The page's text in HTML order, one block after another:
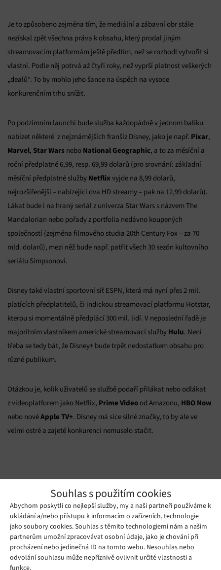
Souhlas s použitím cookies
Abychom poskytli co nejlepší služby, my a naši partneři používáme k
ukládání a/nebo přístupu k informacím o zařízeních, technologie
jako soubory cookies. Souhlas s těmito technologiemi nám a našim
partnerům umožní zpracovávat osobní údaje, jako je chování při
procházení nebo jedinečná ID na tomto webu. Nesouhlas nebo
odvolání souhlasu může nepříznivě ovlivnit určité vlastnosti a
funkce.
Je to způsobeno zejména tím, že mediální a zábavní obr stále
nezískal zpět všechna práva k obsahu, který prodal jiným
streamovacím platformám ještě předtím, než se rozhodl vytvořit si
vlastní. Podle něj potrvá až čtyři roky, než vyprší platnost veškerých
„dealů“. To by mohlo jeho šance na úspěch na vysoce
konkurenčním trhu snížit.
Po podzimním launchi bude služba každopádně v jednom balíku
nabízet některé z nejznámějších franšíz Disney, jako je např. Pixar,
Marvel, Star Wars nebo National Geographic, a to za měsíční a
roční předplatné 6,99, resp. 69,99 dolarů (pro srovnání: základní
měsíční předplatné služby Netflix vyjde na 8,99 dolarů,
nejrozšířenější – nabízející dva HD streamy – pak na 12,99 dolarů).
Lákat bude i na hraný seriál z univerza Star Wars s názvem The
Mandalorian nebo pořady z portfolia nedávno koupených
společností (zejména filmového studia 20th Century Fox – za 70
mld. dolarů), mezi něž bude např. patřit všech 30 sezón kultovního
seriálu Simpsonovi.
Disney také vlastní sportovní síť ESPN, která má nyní přes 2 mil.
platících předplatitelů, či indickou streamovací platformu Hotstar,
kterou si momentálně předplácí 300 mil. lidí. V neposlední řadě je
majoritním vlastníkem americké streamovací služby Hulu. Není
třeba se tedy bát, že Disney+ bude trpět nedostatkem obsahu pro
různé publikum.
Otázkou je, kolik uživatelů se službě podaří přilákat nebo odlákat
z videoplatforem jako Netflix, Prime Video od Amazonu, HBO Now
nebo novéApple TV+. Disney má sice silné značky, to by ale ve
velmi ostré a zajeté konkurenci nemuselo stačit.
Zdroj: bbc.com
Mohlo by se vám líbit